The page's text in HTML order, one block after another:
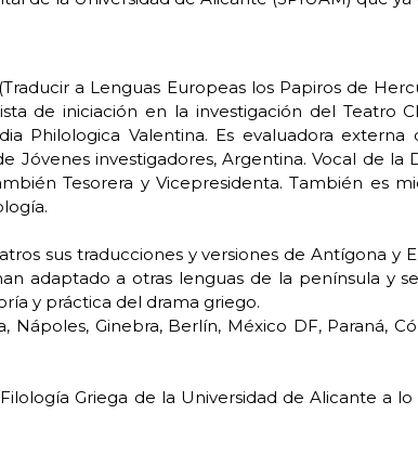
a Lenguas Europeas los Papiros de
de iniciación en la investigación del Teatro
Philologica Valentina. Es evaluadora externa
Jóvenes investigadores, Argentina. Vocal de
Tesorera y Vicepresidenta. También es
sus traducciones y versiones de Antígona y
adaptado a otras lenguas de la península y
y práctica del drama griego.
Ginebra, Berlín, México DF, Paraná,
Griega de la Universidad de Alicante a